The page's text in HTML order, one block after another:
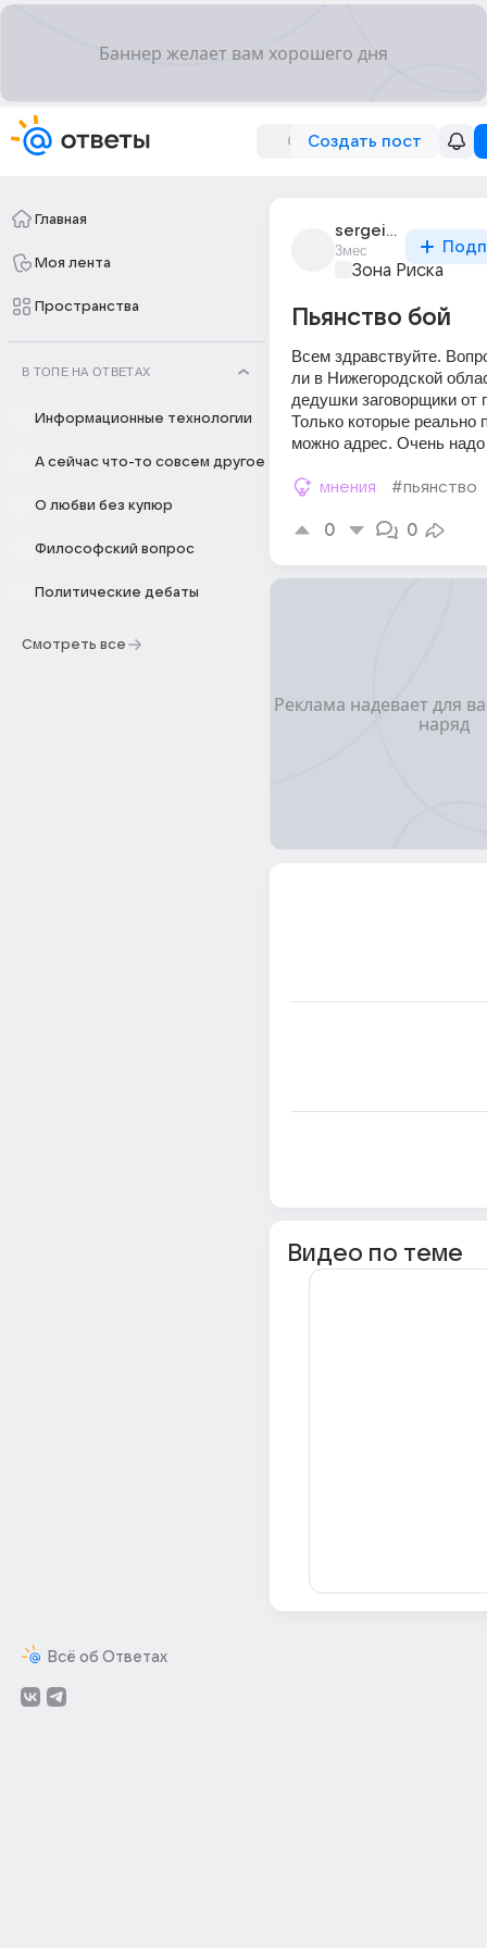
Создать пост
Главная
Моя лента
Пространства
В ТОПЕ НА ОТВЕТАХ
Информационные технологии
А сейчас что-то совсем другое
О любви без купюр
Философский вопрос
Политические дебаты
Смотреть все
Всё об Ответах
sergei_gogol_2
3мес
Зона Риска
Пьянство бой
Всем здравствуйте.
ли в Нижегородской
дедушки заговорщики от
Только которые реально
можно адрес. Очень
мнения #пьянство
0 0
Видео по теме